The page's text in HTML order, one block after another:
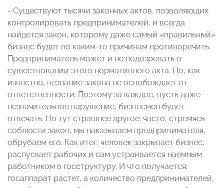
- Существуют тысячи законных актов, позволяющих
контролировать предпринимателей, и всегда
найдется закон, которому даже самый «правильный»
бизнес будет по каким-то причинам противоречить.
Предприниматель может и не подозревать о
существовании этого нормативного акта. Но, как
известно, незнание закона не освобождает от
ответственности. Поэтому за каждое, пусть даже
незначительное нарушение, бизнесмен будет
отвечать. Но тут страшнее другое: часто, стремясь
соблюсти закон, мы наказываем предпринимателя,
обрубаем его. Как итог: человек закрывает бизнес,
распускает рабочих и сам устраивается наемным
работником в госструктуру. И что получается:
госаппарат растет, а количество предпринимателей,